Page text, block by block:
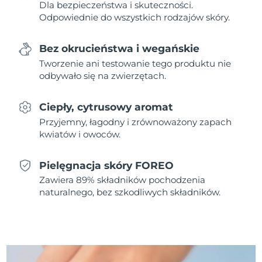
Dla bezpieczeństwa i skuteczności.
Odpowiednie do wszystkich rodzajów skóry.
Bez okrucieństwa i wegańskie
Tworzenie ani testowanie tego produktu nie
odbywało się na zwierzętach.
Ciepły, cytrusowy aromat
Przyjemny, łagodny i zrównoważony zapach
kwiatów i owoców.
Pielęgnacja skóry FOREO
Zawiera 89% składników pochodzenia
naturalnego, bez szkodliwych składników.
Oczekiwany czas dostawy
Nowa Zelandia
Oczekiwany czas dostawy
8/11/26
Norwegia
Oman
Oczekiwany czas dostawy
Filipiny
Oczekiwany czas dostawy
Oczekiwany czas dostawy
8/11/26